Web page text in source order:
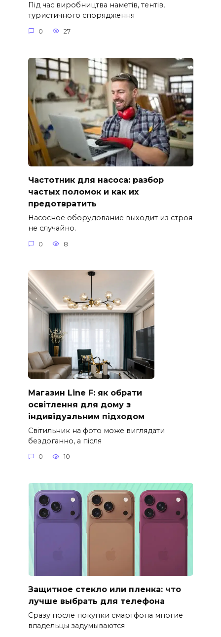
Під час виробництва наметів, тентів,
туристичного спорядження
0 27
Частотник для насоса: разбор
частых поломок и как их
предотвратить
Насосное оборудование выходит из строя
не случайно.
0 8
Магазин Line F: як обрати
освітлення для дому з
індивідуальним підходом
Світильник на фото може виглядати
бездоганно, а після
0 10
Защитное стекло или пленка: что
лучше выбрать для телефона
Сразу после покупки смартфона многие
владельцы задумываются